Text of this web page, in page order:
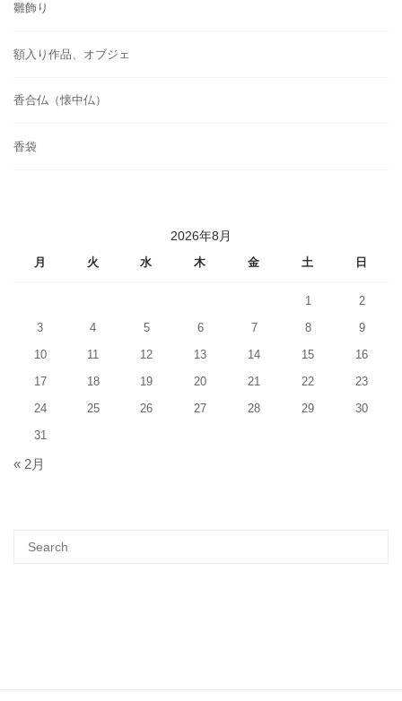
雛飾り
額入り作品、オブジェ
香合仏（懐中仏）
香袋
2026年8月
月 火 水 木 金 土 日
1
2
3
4 5 6 7 8
9
10
11 12 13 14 15
16
17
18 19 20 21 22
23
24
25 26 27 28 29
30
31
« 2月